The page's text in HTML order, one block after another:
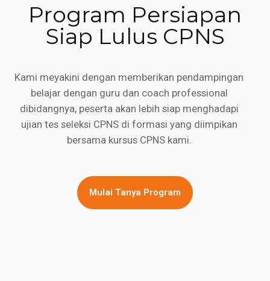
Program Persiapan
Siap Lulus CPNS
Kami meyakini dengan memberikan pendampingan
belajar dengan guru dan coach professional
dibidangnya, peserta akan lebih siap menghadapi
ujian tes seleksi CPNS di formasi yang diimpikan
bersama kursus CPNS kami.
Mulai Tanya Program